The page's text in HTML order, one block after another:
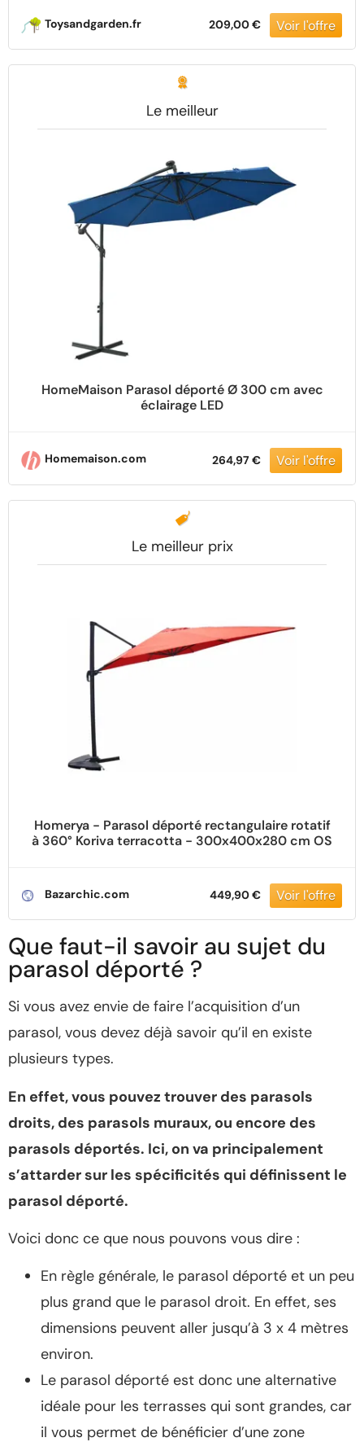
Toysandgarden.fr 209,00 €
Le meilleur
HomeMaison Parasol déporté Ø 300 cm avec
éclairage LED
Homemaison.com 264,97 €
Le meilleur prix
Homerya - Parasol déporté rectangulaire rotatif
à 360° Koriva terracotta - 300x400x280 cm OS
Bazarchic.com 449,90 €
Que faut-il savoir au sujet du
parasol déporté ?
Si vous avez envie de faire l’acquisition d’un
parasol, vous devez déjà savoir qu’il en existe
plusieurs types.
En effet, vous pouvez trouver des parasols
droits, des parasols muraux, ou encore des
parasols déportés. Ici, on va principalement
s’attarder sur les spécificités qui définissent le
parasol déporté.
Voici donc ce que nous pouvons vous dire :
En règle générale, le parasol déporté et un peu
plus grand que le parasol droit. En effet, ses
dimensions peuvent aller jusqu’à 3 x 4 mètres
environ.
Le parasol déporté est donc une alternative
idéale pour les terrasses qui sont grandes, car
il vous permet de bénéficier d’une zone